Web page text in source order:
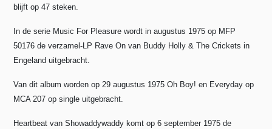
blijft op 47 steken.
In de serie Music For Pleasure wordt in augustus 1975 op MFP
50176 de verzamel-LP Rave On van Buddy Holly & The Crickets in
Engeland uitgebracht.
Van dit album worden op 29 augustus 1975 Oh Boy! en Everyday op
MCA 207 op single uitgebracht.
Heartbeat van Showaddywaddy komt op 6 september 1975 de